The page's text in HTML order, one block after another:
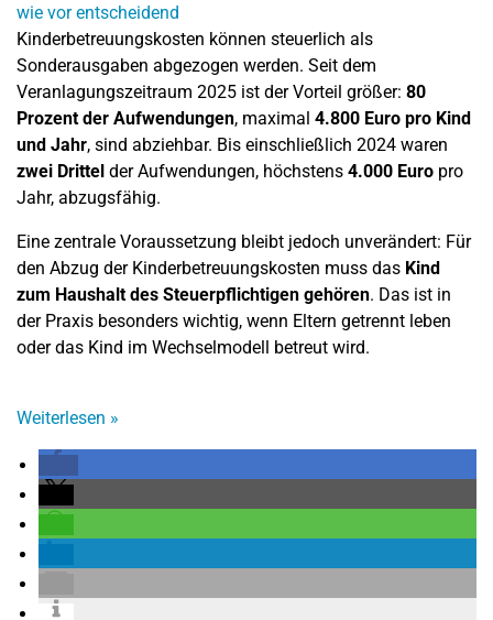
Kinderbetreuungskosten können steuerlich als
Sonderausgaben abgezogen werden. Seit dem
Veranlagungszeitraum 2025 ist der Vorteil größer: 80
Prozent der Aufwendungen, maximal 4.800 Euro pro Kind
und Jahr, sind abziehbar. Bis einschließlich 2024 waren
zwei Drittel der Aufwendungen, höchstens 4.000 Euro pro
Jahr, abzugsfähig.
Eine zentrale Voraussetzung bleibt jedoch unverändert: Für
den Abzug der Kinderbetreuungskosten muss das Kind
zum Haushalt des Steuerpflichtigen gehören. Das ist in
der Praxis besonders wichtig, wenn Eltern getrennt leben
oder das Kind im Wechselmodell betreut wird.
Weiterlesen »